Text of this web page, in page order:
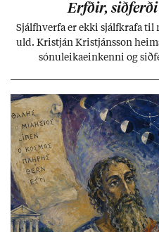
Erfð­ir,
Sjálf­hverfa er ekki sjálf­krafa
uld. Kristján Kristjáns­son
sónu­leika­ein­kenni og